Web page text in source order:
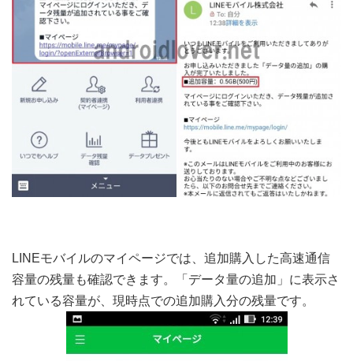
LINEモバイルのマイページでは、追加購入した高速通信
容量の残量も確認できます。「データ量の追加」に表示さ
れている容量が、現時点での追加購入分の残量です。